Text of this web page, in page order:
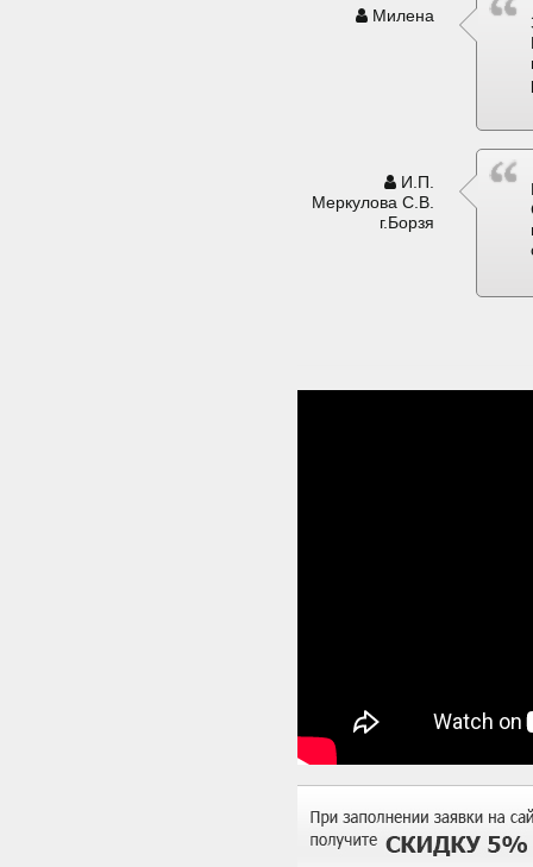
Милена
И.П.
Меркулова С.В.
г.Борзя